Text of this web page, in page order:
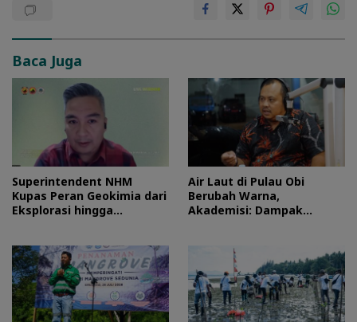
Baca Juga
Superintendent NHM
Kupas Peran Geokimia dari
Eksplorasi hingga
Air Laut di Pulau Obi
Berubah Warna,
Akademisi: Dampak